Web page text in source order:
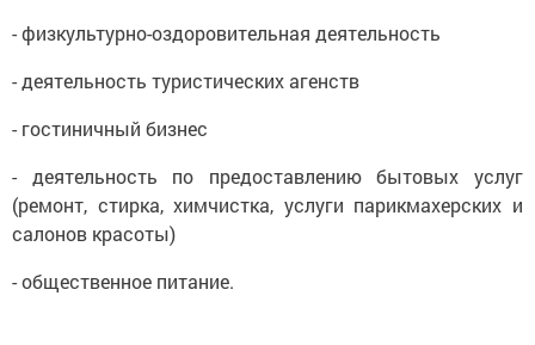
- физкультурно-оздоровительная деятельность
- деятельность туристических агенств
- гостиничный бизнес
- деятельность по предоставлению бытовых услуг
(ремонт, стирка, химчистка, услуги парикмахерских и
салонов красоты)
- общественное питание.